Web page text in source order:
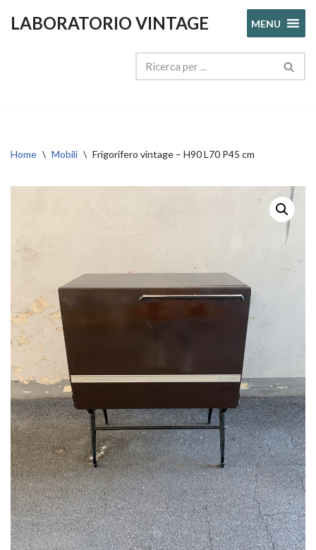
LABORATORIO VINTAGE MENU
Home \ Mobili \ Frigorifero vintage – H90 L70 P45 cm